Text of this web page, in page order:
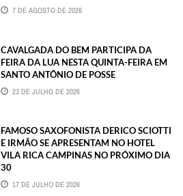
7 DE AGOSTO DE 2026
CAVALGADA DO BEM PARTICIPA DA
FEIRA DA LUA NESTA QUINTA-FEIRA EM
SANTO ANTÔNIO DE POSSE
23 DE JULHO DE 2026
FAMOSO SAXOFONISTA DERICO SCIOTTI
E IRMÃO SE APRESENTAM NO HOTEL
VILA RICA CAMPINAS NO PRÓXIMO DIA
30
17 DE JULHO DE 2026